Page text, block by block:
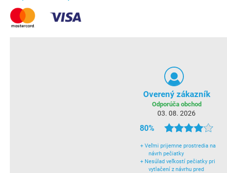
Overený zákazník
Odporúča obchod
03. 08. 2026
80%
+ Veľmi prijemne prostredia na
návrh pečiatky
+ Nesúlad veľkostí pečiatky pri
vytlačení z návrhu pred